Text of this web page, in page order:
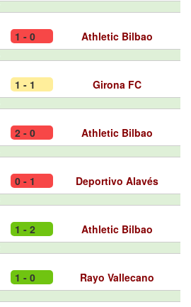
1 - 0 Athletic Bilbao
1 - 1 Girona FC
2 - 0 Athletic Bilbao
0 - 1 Deportivo Alavés
1 - 2 Athletic Bilbao
1 - 0 Rayo Vallecano